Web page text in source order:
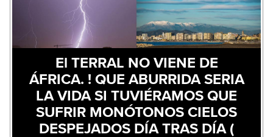
El TERRAL NO VIENE DE
ÁFRICA. ! QUE ABURRIDA SERIA
LA VIDA SI TUVIÉRAMOS QUE
SUFRIR MONÓTONOS CIELOS
DESPEJADOS DÍA TRAS DÍA (